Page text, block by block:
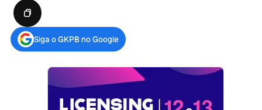
Siga o GKPB no Google